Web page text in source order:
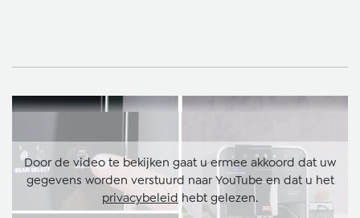
Door de video te bekijken gaat u ermee akkoord dat uw
gegevens worden verstuurd naar YouTube en dat u het
privacybeleid hebt gelezen.